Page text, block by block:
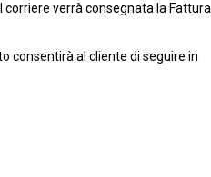
corriere verrà consegnata la Fattura
consentirà al cliente di seguire in